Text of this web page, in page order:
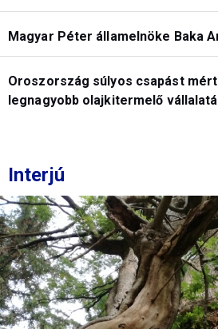
Magyar Péter államelnöke Baka
Oroszország súlyos csapást
legnagyobb olajkitermelő
Interjú